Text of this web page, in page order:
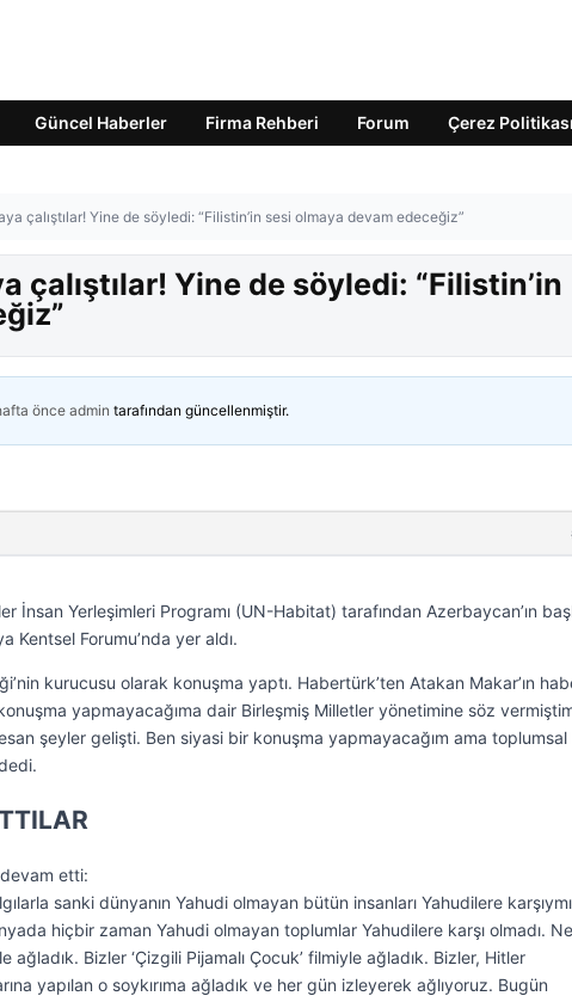
Güncel Haberler Firma Rehberi Forum Çerez Politikası
çalıştılar! Yine de söyledi: “Filistin’in sesi olmaya devam edeceğiz”
çalıştılar! Yine de söyledi: “Filistin’in
önce admin tarafından güncellenmiştir.
İnsan Yerleşimleri Programı (UN-Habitat) tarafından Azerbaycan’ın
Kentsel Forumu’nda yer aldı.
kurucusu olarak konuşma yaptı. Habertürk’ten Atakan Makar’ın
yapmayacağıma dair Birleşmiş Milletler yönetimine söz
şeyler gelişti. Ben siyasi bir konuşma yapmayacağım ama toplumsal
etti:
sanki dünyanın Yahudi olmayan bütün insanları Yahudilere
hiçbir zaman Yahudi olmayan toplumlar Yahudilere karşı olmadı.
ağladık. Bizler ‘Çizgili Pijamalı Çocuk’ filmiyle ağladık. Bizler, Hitler
yapılan o soykırıma ağladık ve her gün izleyerek ağlıyoruz. Bugün